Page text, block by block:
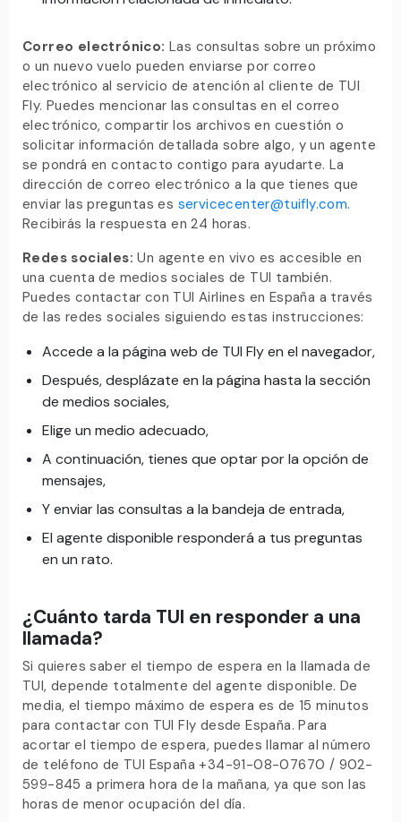
Correo electrónico: Las consultas sobre un próximo
o un nuevo vuelo pueden enviarse por correo
electrónico al servicio de atención al cliente de TUI
Fly. Puedes mencionar las consultas en el correo
electrónico, compartir los archivos en cuestión o
solicitar información detallada sobre algo, y un agente
se pondrá en contacto contigo para ayudarte. La
dirección de correo electrónico a la que tienes que
enviar las preguntas es servicecenter@tuifly.com.
Recibirás la respuesta en 24 horas.
Redes sociales: Un agente en vivo es accesible en
una cuenta de medios sociales de TUI también.
Puedes contactar con TUI Airlines en España a través
de las redes sociales siguiendo estas instrucciones:
Accede a la página web de TUI Fly en el navegador,
Después, desplázate en la página hasta la sección
de medios sociales,
Elige un medio adecuado,
A continuación, tienes que optar por la opción de
mensajes,
Y enviar las consultas a la bandeja de entrada,
El agente disponible responderá a tus preguntas
en un rato.
¿Cuánto tarda TUI en responder a una
llamada?
Si quieres saber el tiempo de espera en la llamada de
TUI, depende totalmente del agente disponible. De
media, el tiempo máximo de espera es de 15 minutos
para contactar con TUI Fly desde España. Para
acortar el tiempo de espera, puedes llamar al número
de teléfono de TUI España +34-91-08-07670 / 902-
599-845 a primera hora de la mañana, ya que son las
horas de menor ocupación del día.